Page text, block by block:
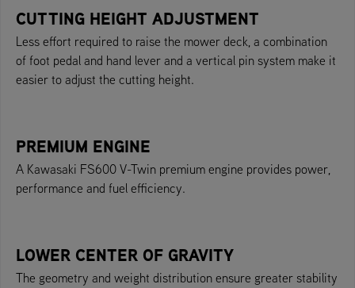
CUTTING HEIGHT ADJUSTMENT
Less effort required to raise the mower deck, a combination
of foot pedal and hand lever and a vertical pin system make it
easier to adjust the cutting height.
PREMIUM ENGINE
A Kawasaki FS600 V-Twin premium engine provides power,
performance and fuel efficiency.
LOWER CENTER OF GRAVITY
The geometry and weight distribution ensure greater stability